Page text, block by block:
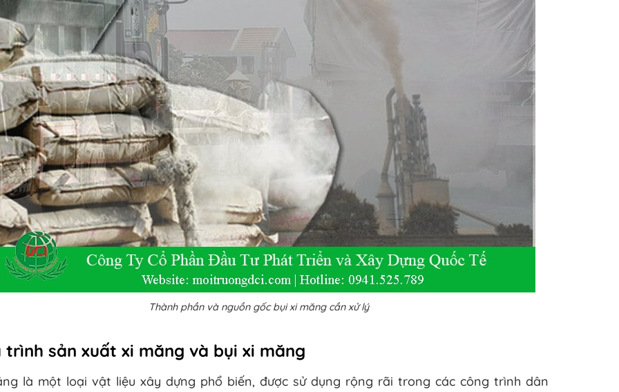
Thành phần và nguồn gốc bụi xi măng cần xử lý
trình sản xuất xi măng và bụi xi măng
là một loại vật liệu xây dựng phổ biến, được sử dụng rộng rãi trong các công trình dân